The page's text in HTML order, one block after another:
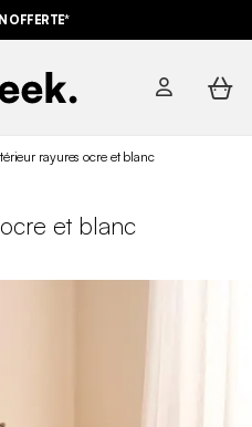
OFFERTE*
rayures ocre et blanc
et blanc